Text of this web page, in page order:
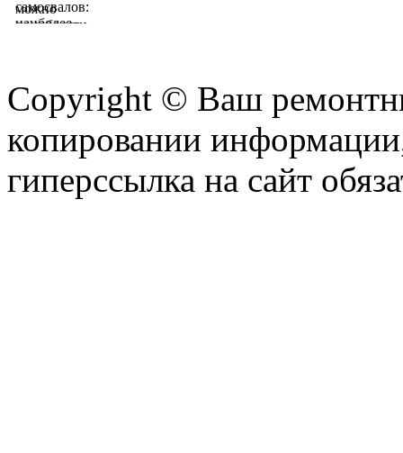
Copyright © Ваш
копировании
гиперссылка на сайт